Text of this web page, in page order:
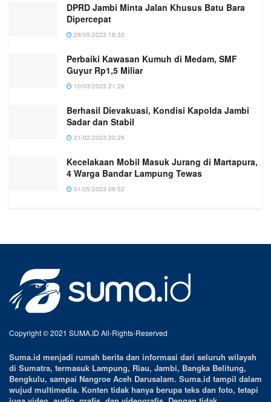
DPRD Jambi Minta Jalan Khusus Batu Bara
Dipercepat
28/05/2023 18:33
Perbaiki Kawasan Kumuh di Medam, SMF
Guyur Rp1,5 Miliar
10/03/2023 21:26
Berhasil Dievakuasi, Kondisi Kapolda Jambi
Sadar dan Stabil
21/02/2023 20:29
Kecelakaan Mobil Masuk Jurang di Martapura,
4 Warga Bandar Lampung Tewas
01/05/2023 09:52
Copyright © 2021 SUMA.ID All-Rights-Reserved
Suma.id menjadi rumah berita dan informasi dari seluruh wilayah
di Sumatra, termasuk Lampung, Riau, Jambi, Bangka Belitung,
Bengkulu, sampai Nangroe Aceh Darusalam. Suma.id tampil dalam
wujud multimedia. Konten tidak hanya berupa teks dan foto, tetapi